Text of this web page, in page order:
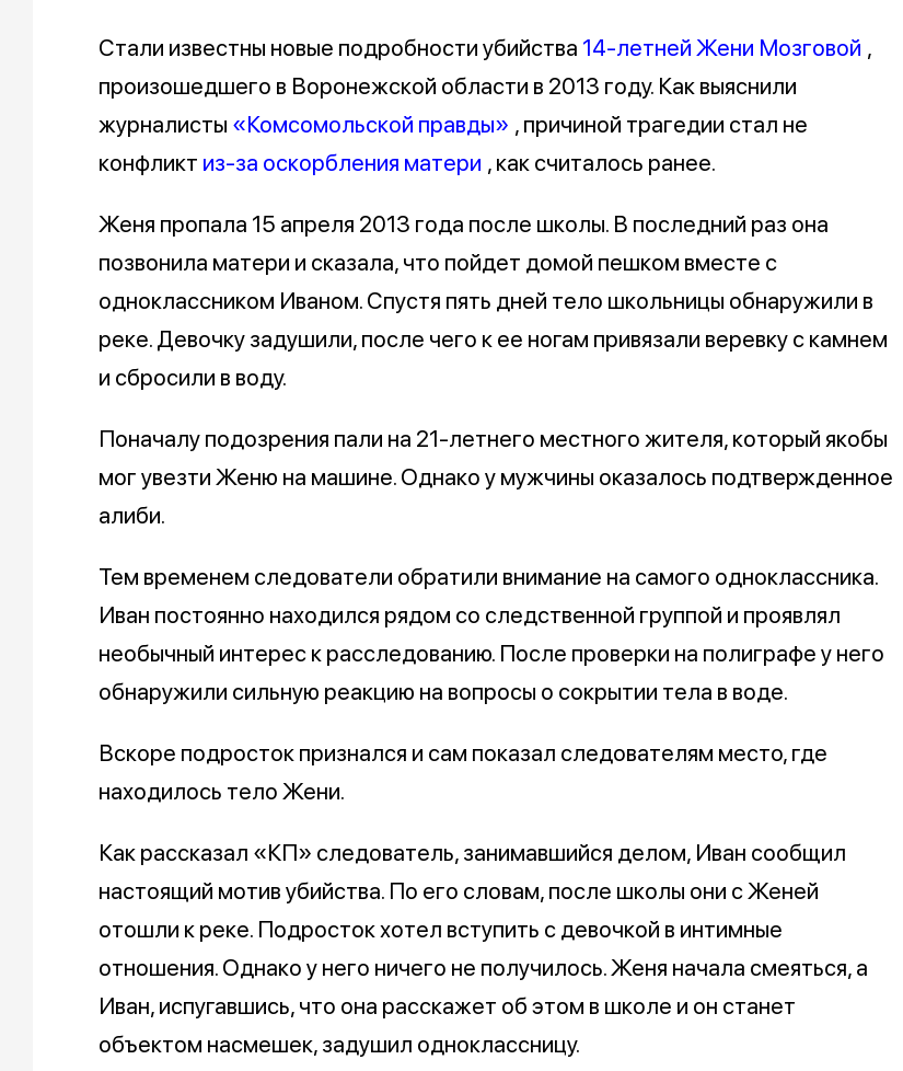
Стали известны новые подробности убийства 14-летней Жени Мозговой ,
произошедшего в Воронежской области в 2013 году. Как выяснили
журналисты «Комсомольской правды» , причиной трагедии стал не
конфликт из-за оскорбления матери , как считалось ранее.
Женя пропала 15 апреля 2013 года после школы. В последний раз она
позвонила матери и сказала, что пойдет домой пешком вместе с
одноклассником Иваном. Спустя пять дней тело школьницы обнаружили в
реке. Девочку задушили, после чего к ее ногам привязали веревку с камнем
и сбросили в воду.
Поначалу подозрения пали на 21-летнего местного жителя, который якобы
мог увезти Женю на машине. Однако у мужчины оказалось подтвержденное
алиби.
Тем временем следователи обратили внимание на самого одноклассника.
Иван постоянно находился рядом со следственной группой и проявлял
необычный интерес к расследованию. После проверки на полиграфе у него
обнаружили сильную реакцию на вопросы о сокрытии тела в воде.
Вскоре подросток признался и сам показал следователям место, где
находилось тело Жени.
Как рассказал «КП» следователь, занимавшийся делом, Иван сообщил
настоящий мотив убийства. По его словам, после школы они с Женей
отошли к реке. Подросток хотел вступить с девочкой в интимные
отношения. Однако у него ничего не получилось. Женя начала смеяться, а
Иван, испугавшись, что она расскажет об этом в школе и он станет
объектом насмешек, задушил одноклассницу.